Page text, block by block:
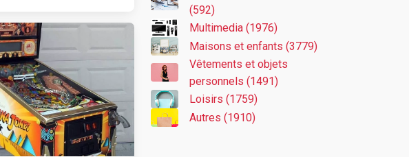
(592)
Multimedia (1976)
Maisons et enfants (3779)
Vêtements et objets
personnels (1491)
Loisirs (1759)
Autres (1910)